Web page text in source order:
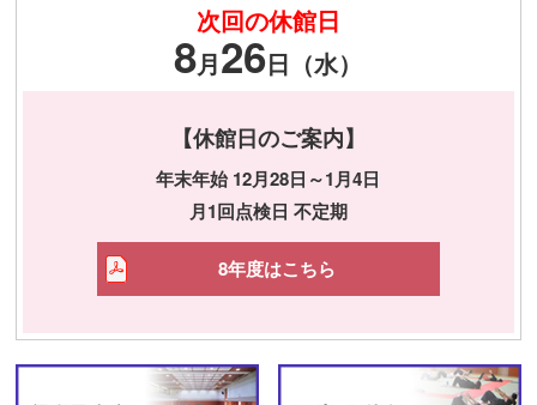
次回の休館日
8月26日（水）
【休館日のご案内】
年末年始 12月28日～1月4日
月1回点検日 不定期
8年度はこちら